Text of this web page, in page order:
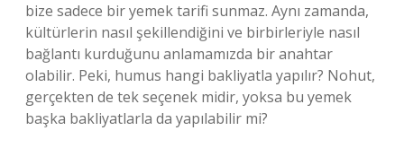
bize sadece bir yemek tarifi sunmaz. Aynı zamanda,
kültürlerin nasıl şekillendiğini ve birbirleriyle nasıl
bağlantı kurduğunu anlamamızda bir anahtar
olabilir. Peki, humus hangi bakliyatla yapılır? Nohut,
gerçekten de tek seçenek midir, yoksa bu yemek
başka bakliyatlarla da yapılabilir mi?